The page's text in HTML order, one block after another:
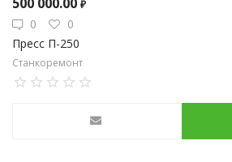
₽
0
0
Пресс П-250
Станкоремонт